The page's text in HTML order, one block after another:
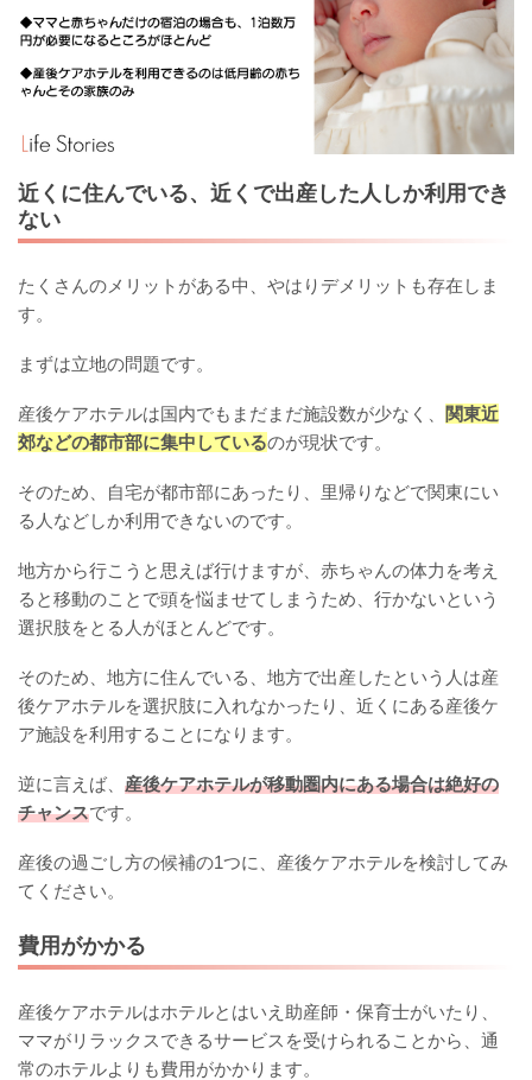
近くに住んでいる、近くで出産した人しか利用でき
ない
たくさんのメリットがある中、やはりデメリットも存在しま
す。
まずは立地の問題です。
産後ケアホテルは国内でもまだまだ施設数が少なく、
関東近
郊などの都市部に集中しているのが現状です。
そのため、自宅が都市部にあったり、里帰りなどで関東にい
る人などしか利用できないのです。
地方から行こうと思えば行けますが、赤ちゃんの体力を考え
ると移動のことで頭を悩ませてしまうため、行かないという
選択肢をとる人がほとんどです。
そのため、地方に住んでいる、地方で出産したという人は産
後ケアホテルを選択肢に入れなかったり、近くにある産後ケ
ア施設を利用することになります。
逆に言えば、 産後ケアホテルが移動圏内にある場合は絶好の
チャンスです。
産後の過ごし方の候補の1つに、産後ケアホテルを検討してみ
てください。
費用がかかる
産後ケアホテルはホテルとはいえ助産師・保育士がいたり、
ママがリラックスできるサービスを受けられることから、通
常のホテルよりも費用がかかります。